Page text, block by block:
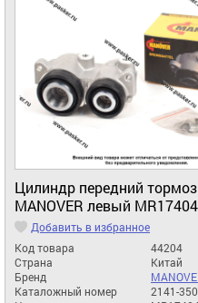
Цилиндр передний
MANOVER левый
Добавить в избранное
Код товара
44204
Страна
Китай
Бренд
Каталожный номер
2141-